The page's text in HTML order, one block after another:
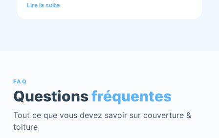
Lire la suite
FAQ
Questionsfréquentes
Tout ce que vous devez savoir sur couverture &
toiture